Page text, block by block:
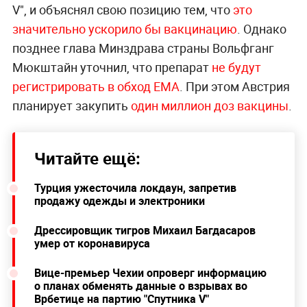
V", и объяснял свою позицию тем, что это
значительно ускорило бы вакцинацию. Однако
позднее глава Минздрава страны Вольфганг
Мюкштайн уточнил, что препарат не будут
регистрировать в обход EMA. При этом Австрия
планирует закупить один миллион доз вакцины.
Читайте ещё:
Турция ужесточила локдаун, запретив
продажу одежды и электроники
Дрессировщик тигров Михаил Багдасаров
умер от коронавируса
Вице-премьер Чехии опроверг информацию
о планах обменять данные о взрывах во
Врбетице на партию "Спутника V"